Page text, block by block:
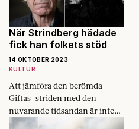
När Strindberg hädade
fick han folkets stöd
14 OKTOBER 2023
KULTUR
Att jämföra den berömda
Giftas-striden med den
nuvarande tidsandan är inte
muntert. Medan Strindberg